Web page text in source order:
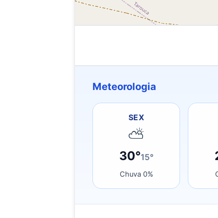
Meteorologia
SEX
⛅
30°15°
Chuva 0%